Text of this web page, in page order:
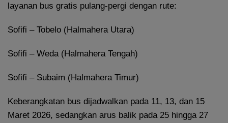
layanan bus gratis pulang-pergi dengan rute:
Sofifi – Tobelo (Halmahera Utara)
Sofifi – Weda (Halmahera Tengah)
Sofifi – Subaim (Halmahera Timur)
Keberangkatan bus dijadwalkan pada 11, 13, dan 15
Maret 2026, sedangkan arus balik pada 25 hingga 27